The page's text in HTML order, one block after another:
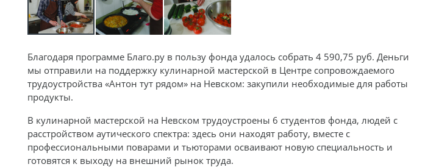
Благодаря программе Благо.ру в пользу фонда удалось собрать 4 590,75 руб. Деньги
мы отправили на поддержку кулинарной мастерской в Центре сопровождаемого
трудоустройства «Антон тут рядом» на Невском: закупили необходимые для работы
продукты.
В кулинарной мастерской на Невском трудоустроены 6 студентов фонда, людей с
расстройством аутического спектра: здесь они находят работу, вместе с
профессиональными поварами и тьюторами осваивают новую специальность и
готовятся к выходу на внешний рынок труда.